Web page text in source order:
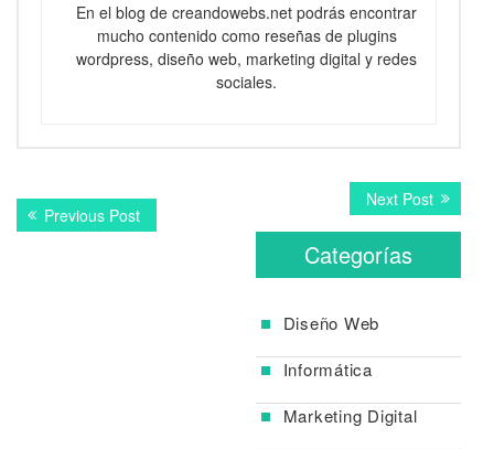
En el blog de creandowebs.net podrás encontrar
mucho contenido como reseñas de plugins
wordpress, diseño web, marketing digital y redes
sociales.
Navegación
dePrevious PostPrevious
post:
Next PostNext
post:
Categorías
Diseño Web
Informática
Marketing Digital